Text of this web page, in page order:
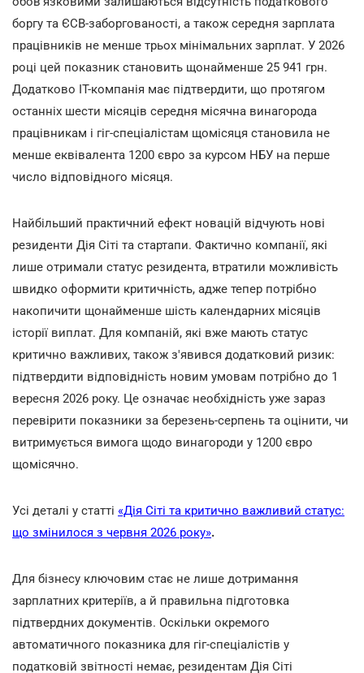
боргу та ЄСВ-заборгованості, а також середня зарплата
працівників не менше трьох мінімальних зарплат. У 2026
році цей показник становить щонайменше 25 941 грн.
Додатково ІТ-компанія має підтвердити, що протягом
останніх шести місяців середня місячна винагорода
працівникам і гіг-спеціалістам щомісяця становила не
менше еквівалента 1200 євро за курсом НБУ на перше
число відповідного місяця.
Найбільший практичний ефект новацій відчують нові
резиденти Дія Сіті та стартапи. Фактично компанії, які
лише отримали статус резидента, втратили можливість
швидко оформити критичність, адже тепер потрібно
накопичити щонайменше шість календарних місяців
історії виплат. Для компаній, які вже мають статус
критично важливих, також з'явився додатковий ризик:
підтвердити відповідність новим умовам потрібно до 1
вересня 2026 року. Це означає необхідність уже зараз
перевірити показники за березень-серпень та оцінити, чи
витримується вимога щодо винагороди у 1200 євро
щомісячно.
Усі деталі у статті «Дія Сіті та критично важливий статус:
що змінилося з червня 2026 року».
Для бізнесу ключовим стає не лише дотримання
зарплатних критеріїв, а й правильна підготовка
підтвердних документів. Оскільки окремого
автоматичного показника для гіг-спеціалістів у
податковій звітності немає, резидентам Дія Сіті